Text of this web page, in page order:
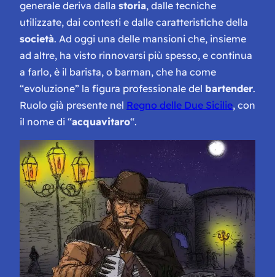
generale deriva dalla storia, dalle tecniche
utilizzate, dai contesti e dalle caratteristiche della
società. Ad oggi una delle mansioni che, insieme
ad altre, ha visto rinnovarsi più spesso, e continua
a farlo, è il barista, o barman, che ha come
“evoluzione” la figura professionale del bartender.
Ruolo già presente nel Regno delle Due Sicilie, con
il nome di “acquavitaro“.